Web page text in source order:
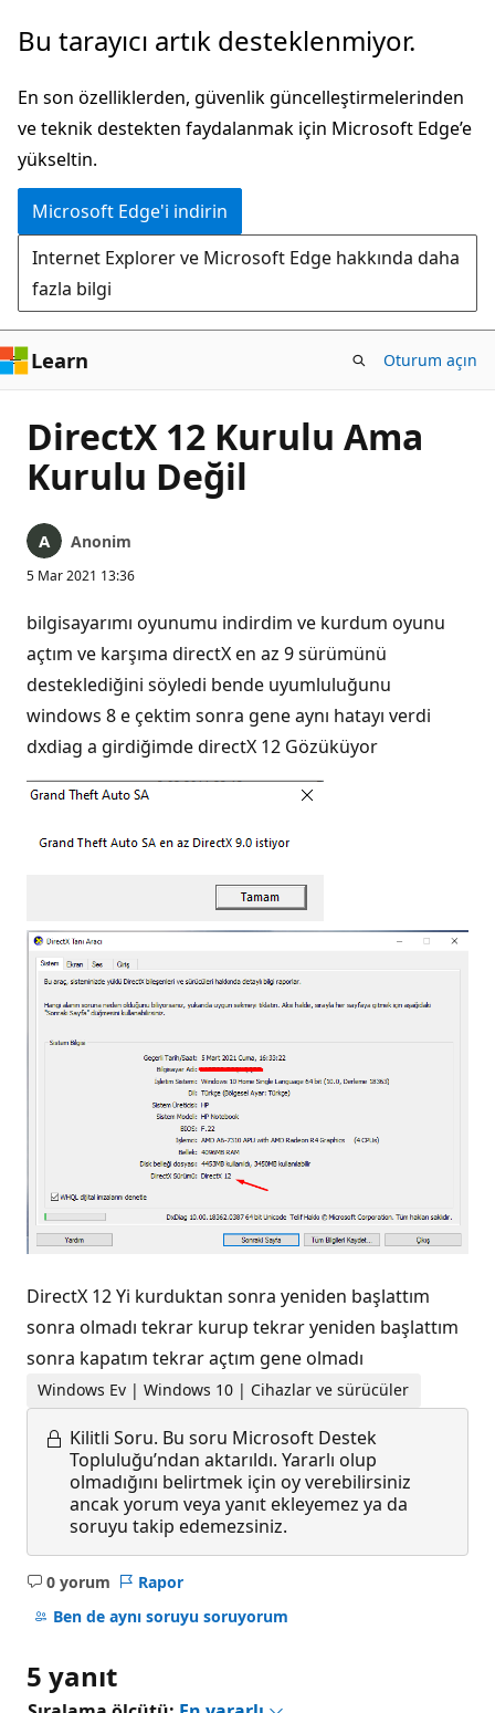
Ana
atla
Bu tarayıcı artık desteklenmiyor.
En son özelliklerden, güvenlik güncelleştirmelerinden
ve teknik destekten faydalanmak için Microsoft Edge’e
yükseltin.
Microsoft Edge'i indirin
Internet Explorer ve Microsoft Edge hakkında daha
fazla bilgi
Learn Oturum açın
DirectX 12 Kurulu Ama
Kurulu Değil
Anonim
5 Mar 2021 13:36
bilgisayarımı oyunumu indirdim ve kurdum oyunu
açtım ve karşıma directX en az 9 sürümünü
desteklediğini söyledi bende uyumluluğunu
windows 8 e çektim sonra gene aynı hatayı verdi
dxdiag a girdiğimde directX 12 Gözüküyor
DirectX 12 Yi kurduktan sonra yeniden başlattım
sonra olmadı tekrar kurup tekrar yeniden başlattım
sonra kapatım tekrar açtım gene olmadı
Windows Ev | Windows 10 | Cihazlar ve sürücüler
Kilitli Soru. Bu soru Microsoft Destek
Topluluğu’ndan aktarıldı. Yararlı olup
olmadığını belirtmek için oy verebilirsiniz
ancak yorum veya yanıt ekleyemez ya da
soruyu takip edemezsiniz.
0 yorum
Açıklama
yok
Rapor
Ben de aynı soruyu soruyorum
5 yanıt